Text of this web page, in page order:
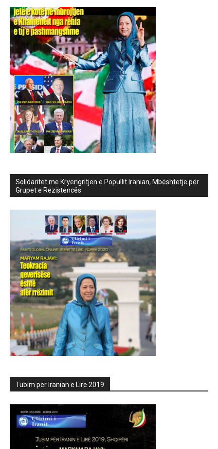
Solidaritet me Kryengritjen e Popullit Iranian, Mbështetje për
Grupet e Rezistencës
Tubim për Iranian e Lirë 2019